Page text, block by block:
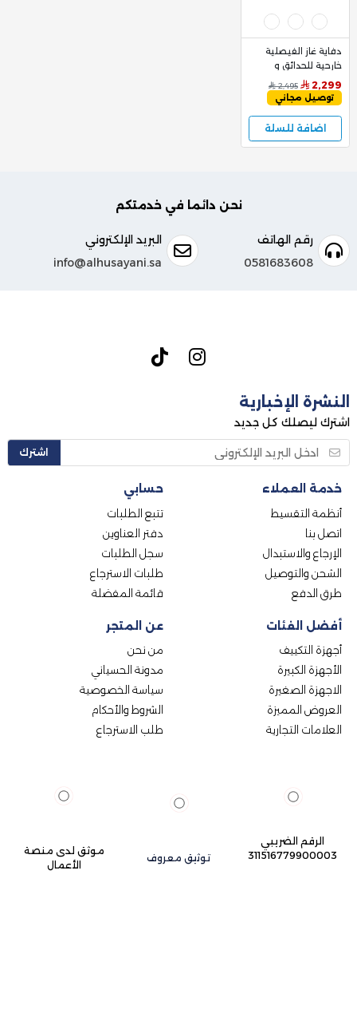
دفاية غاز الفيصلية
خارجية للحدائق و
المطاعم والكافيهات
باللون الأسود - فانتا
بلاك - عرض الباكدج
2,299
2,495
توصيل مجاني
اضافة للسلة
نحن دائما في خدمتكم
رقم الهاتف
0581683608
البريد الإلكتروني
info@alhusayani.sa
النشرة الإخبارية
اشترك ليصلك كل جديد
اشترك
عن المتجر
من نحن
مدونة الحسياني
سياسة الخصوصية
الشروط والأحكام
طلب الاسترجاع
خدمة العملاء
أنظمة التقسيط
اتصل بنا
الإرجاع والاستبدال
الشحن والتوصيل
طرق الدفع
حسابي
تتبع الطلبات
دفتر العناوين
سجل الطلبات
طلبات الاسترجاع
قائمة المفضلة
أفضل الفئات
أجهزة التكييف
الأجهزة الكبيرة
الاجهزة الصغيرة
العروض المميزة
العلامات التجارية
الرقم الضريبي
311516779900003
توثيق معروف
موثق لدى منصة
الأعمال